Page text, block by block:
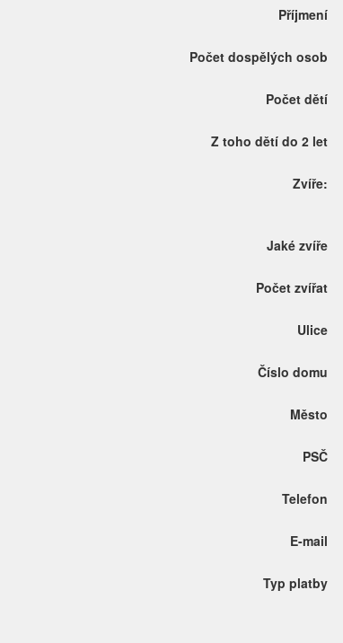
Příjmení
Počet dospělých osob
Počet dětí
Z toho dětí do 2 let
Zvíře:
Jaké zvíře
Počet zvířat
Ulice
Číslo domu
Město
PSČ
Telefon
E-mail
Typ platby